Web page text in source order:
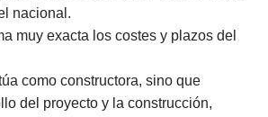
nacional.
muy exacta los costes y plazos del
como constructora, sino que
del proyecto y la construcción,